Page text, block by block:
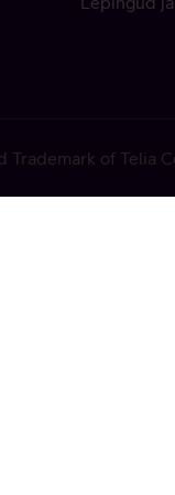
Trademark of Telia